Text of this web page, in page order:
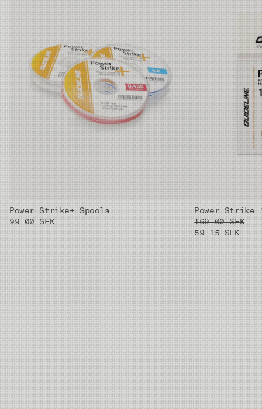
3.3kg
0.61mm 0.185mm
0.59mm 0.148mm 1.8kg
Power Strike+ Spools
99.00 SEK
Power Strike
169.00 SEK
59.15 SEK